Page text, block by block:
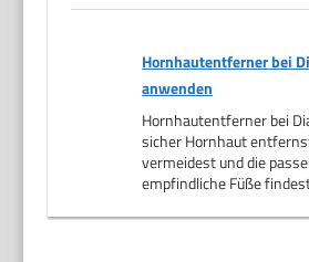
Hornhautentferner bei
anwenden
Hornhautentferner bei
sicher Hornhaut
vermeidest und die
empfindliche Füße